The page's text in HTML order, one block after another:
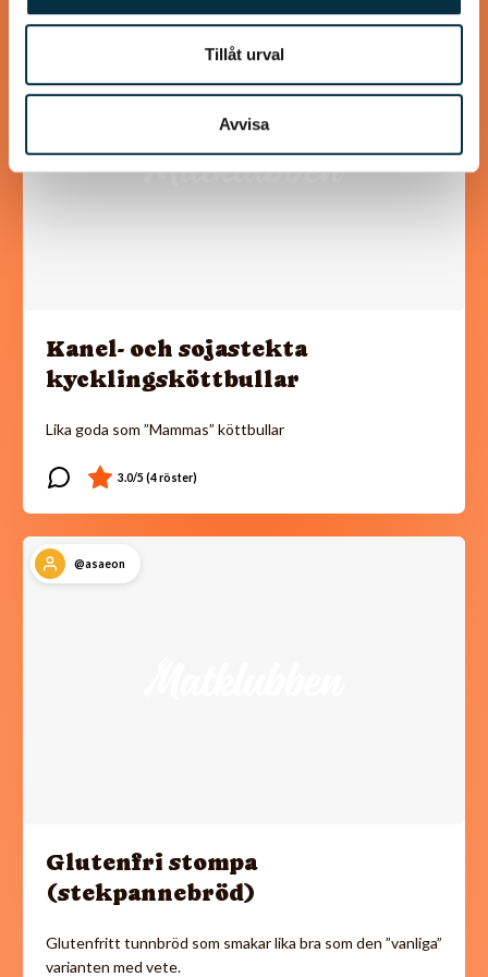
Tillåt urval
Avvisa
Kanel- och sojastekta
kycklingsköttbullar
Lika goda som ”Mammas” köttbullar
@asaeon
Glutenfri stompa
(stekpannebröd)
Glutenfritt tunnbröd som smakar lika bra som den ”vanliga”
varianten med vete.